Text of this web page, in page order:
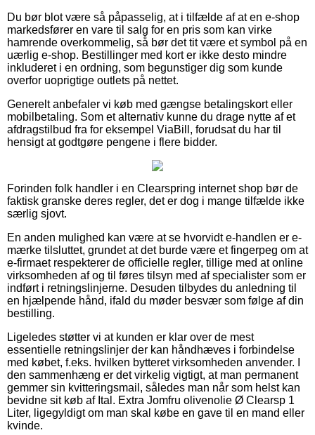
Du bør blot være så påpasselig, at i tilfælde af at en e-shop
markedsfører en vare til salg for en pris som kan virke
hamrende overkommelig, så bør det tit være et symbol på en
uærlig e-shop. Bestillinger med kort er ikke desto mindre
inkluderet i en ordning, som begunstiger dig som kunde
overfor uoprigtige outlets på nettet.
Generelt anbefaler vi køb med gængse betalingskort eller
mobilbetaling. Som et alternativ kunne du drage nytte af et
afdragstilbud fra for eksempel ViaBill, forudsat du har til
hensigt at godtgøre pengene i flere bidder.
Forinden folk handler i en Clearspring internet shop bør de
faktisk granske deres regler, det er dog i mange tilfælde ikke
særlig sjovt.
En anden mulighed kan være at se hvorvidt e-handlen er e-
mærke tilsluttet, grundet at det burde være et fingerpeg om at
e-firmaet respekterer de officielle regler, tillige med at online
virksomheden af og til føres tilsyn med af specialister som er
indført i retningslinjerne. Desuden tilbydes du anledning til
en hjælpende hånd, ifald du møder besvær som følge af din
bestilling.
Ligeledes støtter vi at kunden er klar over de mest
essentielle retningslinjer der kan håndhæves i forbindelse
med købet, f.eks. hvilken bytteret virksomheden anvender. I
den sammenhæng er det virkelig vigtigt, at man permanent
gemmer sin kvitteringsmail, således man når som helst kan
bevidne sit køb af Ital. Extra Jomfru olivenolie Ø Clearsp 1
Liter, ligegyldigt om man skal købe en gave til en mand eller
kvinde.